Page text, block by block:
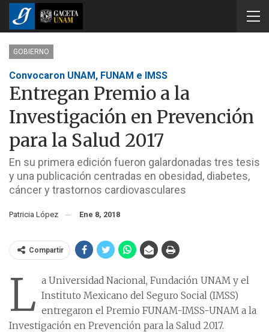
GOBIERNO
Convocaron UNAM, FUNAM e IMSS
Entregan Premio a la
Investigación en Prevención
para la Salud 2017
En su primera edición fueron galardonadas tres tesis
y una publicación centradas en obesidad, diabetes,
cáncer y trastornos cardiovasculares
Patricia López Ene 8, 2018
Compartir
L a Universidad Nacional, Fundación UNAM y el
Instituto Mexicano del Seguro Social (IMSS)
entregaron el Premio FUNAM-IMSS-UNAM a la
Investigación en Prevención para la Salud 2017.